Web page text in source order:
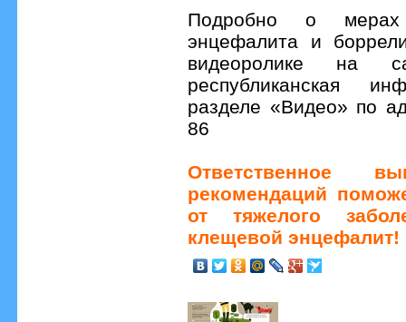
Подробно о
энцефалита и
видеоролике на
республиканская
разделе «Видео» по
86
Ответственное
рекомендаций
от тяжелого
клещевой энцефалит!